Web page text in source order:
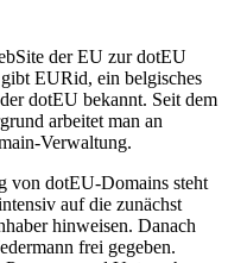
der EU zur dotEU
EURid, ein belgisches
dotEU bekannt. Seit dem
arbeitet man an
Verwaltung.
von dotEU-Domains steht
auf die zunächst
hinweisen. Danach
frei gegeben.